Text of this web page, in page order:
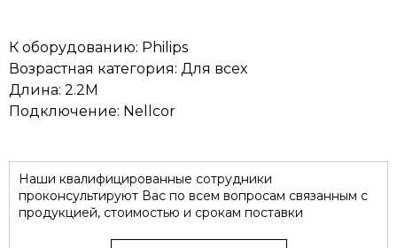
К оборудованию: Philips
Возрастная категория: Для всех
Длина: 2.2M
Подключение: Nellcor
Наши квалифицированные сотрудники
проконсультируют Вас по всем вопросам связанным с
продукцией, стоимостью и срокам поставки